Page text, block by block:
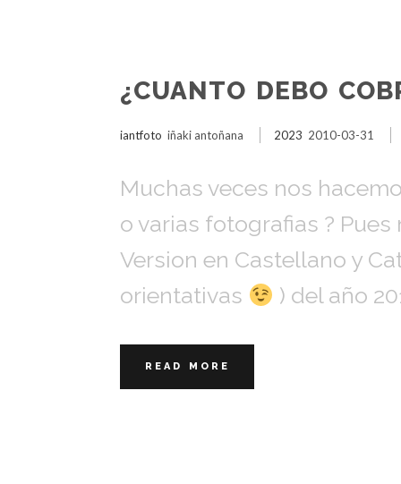
¿CUANTO DEBO
iantfoto iñaki antoñana 2023 2010-03-31
Muchas veces nos
o varias fotografias ?
Version en Castellano y
orientativas
) del año
READ MORE